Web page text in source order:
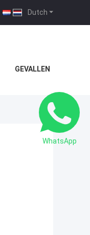
Dutch
GEVALLEN
WhatsApp